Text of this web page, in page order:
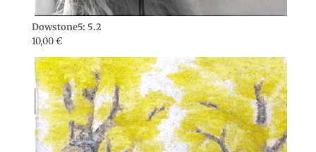
Dowstone5: 5.2
10,00€